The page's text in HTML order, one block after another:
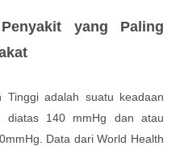
yang Paling
Tinggi adalah suatu keadaan
diatas 140 mmHg dan atau
Data dari World Health